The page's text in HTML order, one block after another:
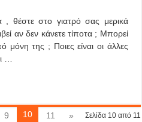
, θέστε στο γιατρό σας μερικά
αν δεν κάνετε τίποτα ; Μπορεί
μόνη της ; Ποιες είναι οι άλλες
…
Σελίδα 10 από 11
9 10 11 »